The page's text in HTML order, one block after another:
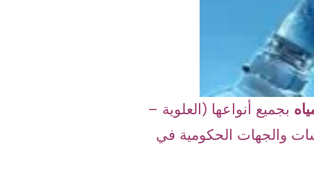
بجميع أنواعها (العلوية –
والجهات الحكومية في